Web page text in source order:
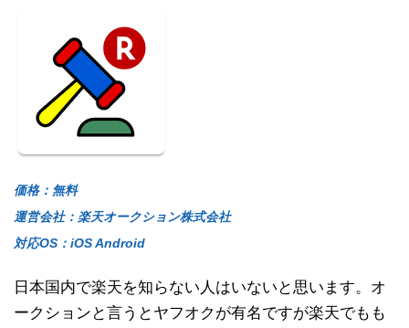
価格：無料
運営会社：楽天オークション株式会社
対応OS：iOS Android
日本国内で楽天を知らない人はいないと思います。オ
ークションと言うとヤフオクが有名ですが楽天でもも